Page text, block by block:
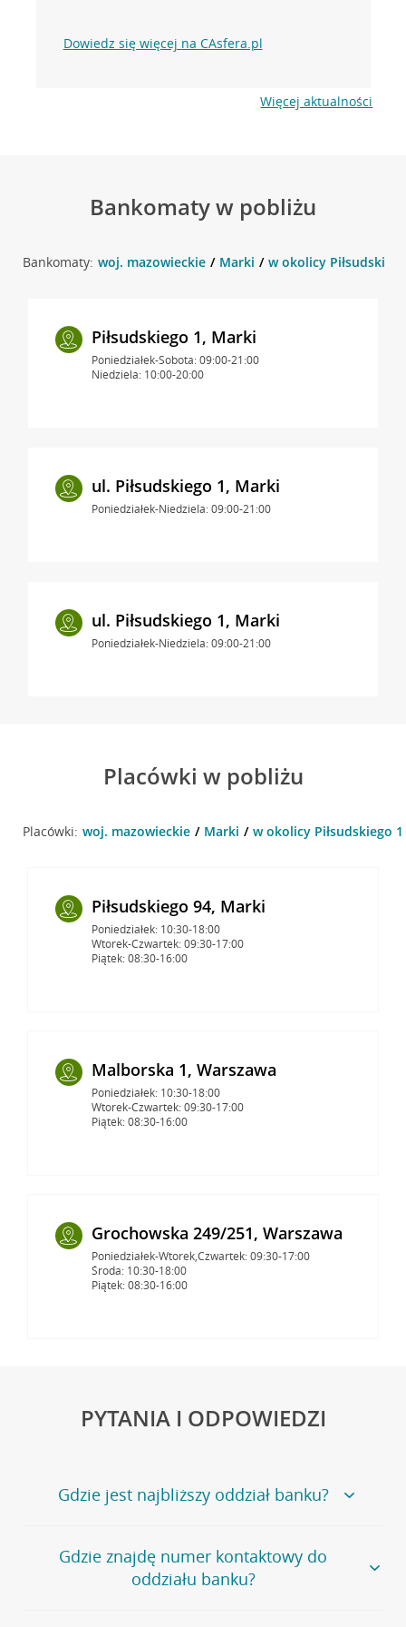
Dowiedz się więcej na CAsfera.pl
Więcej aktualności
Bankomaty w pobliżu
Bankomaty: woj. mazowieckie Marki w okolicy
Piłsudskiego 1, Marki
Poniedziałek-Sobota: 09:00-21:00
Niedziela: 10:00-20:00
ul. Piłsudskiego 1, Marki
Poniedziałek-Niedziela: 09:00-21:00
ul. Piłsudskiego 1, Marki
Poniedziałek-Niedziela: 09:00-21:00
Placówki w pobliżu
Placówki: woj. mazowieckie Marki w okolicy Piłsudskiego
Piłsudskiego 94, Marki
Poniedziałek: 10:30-18:00
Wtorek-Czwartek: 09:30-17:00
Piątek: 08:30-16:00
Malborska 1, Warszawa
Poniedziałek: 10:30-18:00
Wtorek-Czwartek: 09:30-17:00
Piątek: 08:30-16:00
Grochowska 249/251, Warszawa
Poniedziałek-Wtorek,Czwartek: 09:30-17:00
Środa: 10:30-18:00
Piątek: 08:30-16:00
PYTANIA I ODPOWIEDZI
Gdzie jest najbliższy oddział banku?
Jeśli szukasz oddziału naszego banku, zapraszamy na
stronęPlacówki i bankomaty, na której znajduje się
wygodna wyszukiwarka.
Gdzie znajdę numer kontaktowy do
oddziału banku?